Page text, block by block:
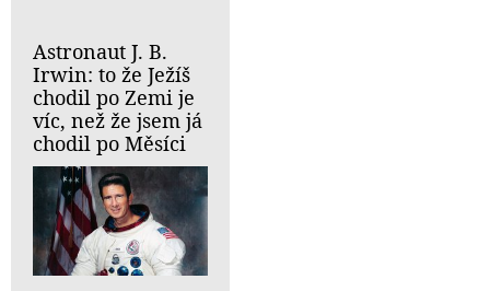
Astronaut J. B.
Irwin: to že Ježíš
chodil po Zemi je
víc, než že jsem já
chodil po Měsíci